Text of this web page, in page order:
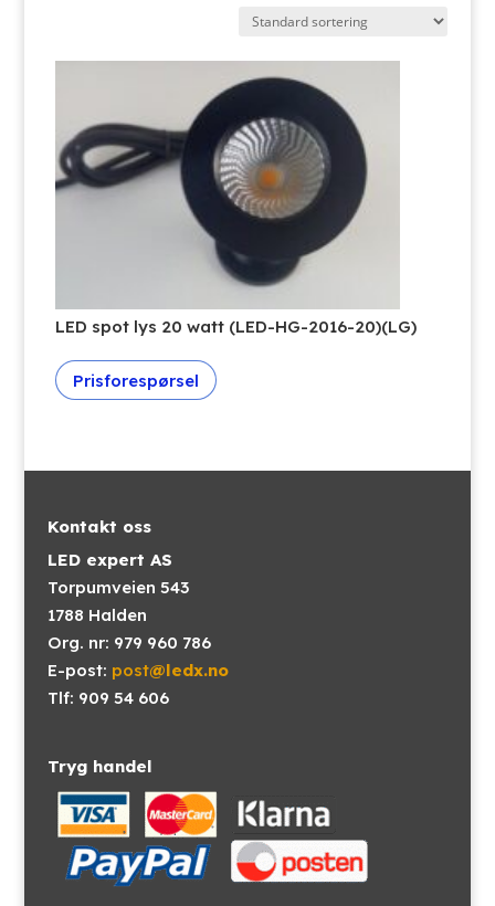
LED spot lys 20 watt (LED-HG-2016-20)(LG)
Prisforespørsel
Kontakt oss
LED expert AS
Torpumveien 543
1788 Halden
Org. nr: 979 960 786
E-post: post@ledx.no
Tlf: 909 54 606
Tryg handel